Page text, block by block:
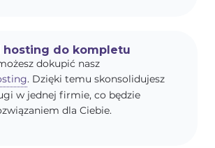
hosting do kompletu
dokupić nasz
. Dzięki temu skonsolidujesz
w jednej firmie, co będzie
dla Ciebie.